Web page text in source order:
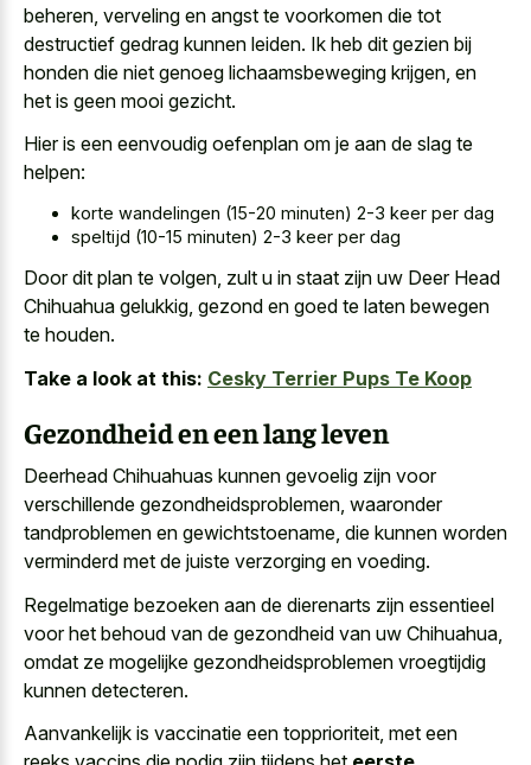
beheren, verveling en angst te voorkomen die tot
destructief gedrag kunnen leiden. Ik heb dit gezien bij
honden die niet genoeg lichaamsbeweging krijgen, en
het is geen mooi gezicht.
Hier is een eenvoudig oefenplan om je aan de slag te
helpen:
korte wandelingen (15-20 minuten) 2-3 keer per dag
speltijd (10-15 minuten) 2-3 keer per dag
Door dit plan te volgen, zult u in staat zijn uw Deer Head
Chihuahua gelukkig, gezond en goed te laten bewegen
te houden.
Take a look at this: Cesky Terrier Pups Te Koop
Gezondheid en een lang leven
Deerhead Chihuahuas kunnen gevoelig zijn voor
verschillende gezondheidsproblemen, waaronder
tandproblemen en gewichtstoename, die kunnen worden
verminderd met de juiste verzorging en voeding.
Regelmatige bezoeken aan de dierenarts zijn essentieel
voor het behoud van de gezondheid van uw Chihuahua,
omdat ze mogelijke gezondheidsproblemen vroegtijdig
kunnen detecteren.
Aanvankelijk is vaccinatie een topprioriteit, met een